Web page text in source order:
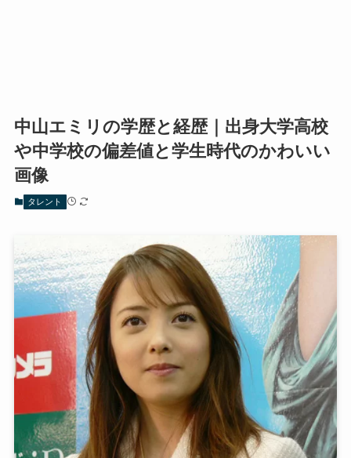
中山エミリの学歴と経歴｜出身大学高校
や中学校の偏差値と学生時代のかわいい
画像
タレント